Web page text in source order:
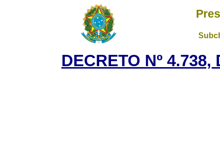
DECRETO Nº